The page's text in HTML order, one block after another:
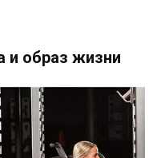
и образ жизни